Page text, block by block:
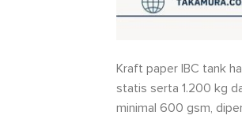
Kraft paper IBC tank
statis serta 1.200 kg
minimal 600 gsm,